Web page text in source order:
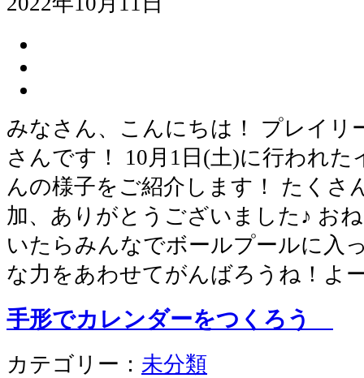
みなさん、こんにちは！ プレイリ
さんです！ 10月1日(土)に行われ
んの様子をご紹介します！ たくさ
加、ありがとうございました♪ お
いたらみんなでボールプールに入
な力をあわせてがんばろうね！よ
手形でカレンダーをつくろう
カテゴリー： 未分類